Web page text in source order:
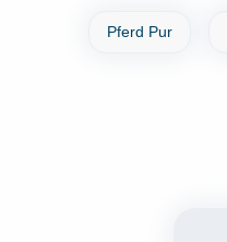
Pferd Pur